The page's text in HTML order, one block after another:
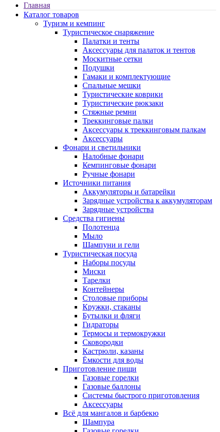
Главная
Каталог товаров
Туризм и кемпинг
Туристическое снаряжение
Палатки и тенты
Аксессуары для палаток и тентов
Москитные сетки
Подушки
Гамаки и комплектующие
Спальные мешки
Туристические коврики
Туристические рюкзаки
Стяжные ремни
Треккинговые палки
Аксессуары к треккинговым палкам
Аксессуары
Фонари и светильники
Налобные фонари
Кемпинговые фонари
Ручные фонари
Источники питания
Аккумуляторы и батарейки
Зарядные устройства к аккумуляторам
Зарядные устройства
Средства гигиены
Полотенца
Мыло
Шампуни и гели
Туристическая посуда
Наборы посуды
Миски
Тарелки
Контейнеры
Столовые приборы
Кружки, стаканы
Бутылки и фляги
Гидраторы
Термосы и термокружки
Сковородки
Кастрюли, казаны
Ёмкости для воды
Приготовление пищи
Газовые горелки
Газовые баллоны
Системы быстрого приготовления
Аксессуары
Всё для мангалов и барбекю
Шампура